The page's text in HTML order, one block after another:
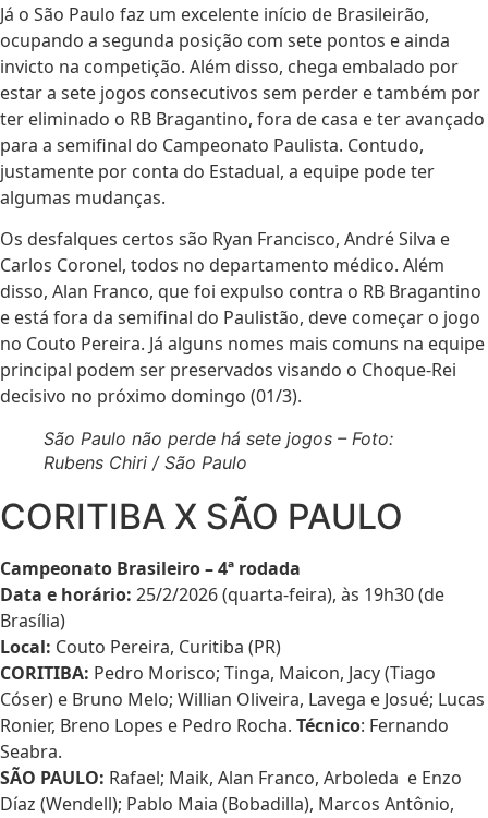
Já o São Paulo faz um excelente início de Brasileirão,
ocupando a segunda posição com sete pontos e ainda
invicto na competição. Além disso, chega embalado por
estar a sete jogos consecutivos sem perder e também por
ter eliminado o RB Bragantino, fora de casa e ter avançado
para a semifinal do Campeonato Paulista. Contudo,
justamente por conta do Estadual, a equipe pode ter
algumas mudanças.
Os desfalques certos são Ryan Francisco, André Silva e
Carlos Coronel, todos no departamento médico. Além
disso, Alan Franco, que foi expulso contra o RB Bragantino
e está fora da semifinal do Paulistão, deve começar o jogo
no Couto Pereira. Já alguns nomes mais comuns na equipe
principal podem ser preservados visando o Choque-Rei
decisivo no próximo domingo (01/3).
São Paulo não perde há sete jogos – Foto:
Rubens Chiri / São Paulo
CORITIBA X SÃO PAULO
Campeonato Brasileiro – 4ª rodada
Data e horário: 25/2/2026 (quarta-feira), às 19h30 (de
Brasília)
Local: Couto Pereira, Curitiba (PR)
CORITIBA: Pedro Morisco; Tinga, Maicon, Jacy (Tiago
Cóser) e Bruno Melo; Willian Oliveira, Lavega e Josué; Lucas
Ronier, Breno Lopes e Pedro Rocha. Técnico: Fernando
Seabra.
SÃO PAULO: Rafael; Maik, Alan Franco, Arboleda e Enzo
Díaz (Wendell); Pablo Maia (Bobadilla), Marcos Antônio,